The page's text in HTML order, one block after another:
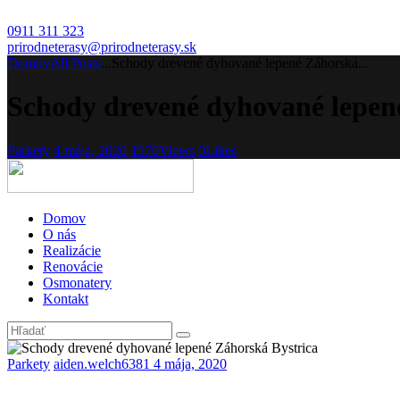
0911 311 323
prirodneterasy@prirodneterasy.sk
DomovAll Posts
Parkety 4 mája, 2020 1570Views 0Likes
Domov
O nás
Realizácie
Renovácie
Osmonatery
Kontakt
Parkety aiden.welch6381 4 mája, 2020